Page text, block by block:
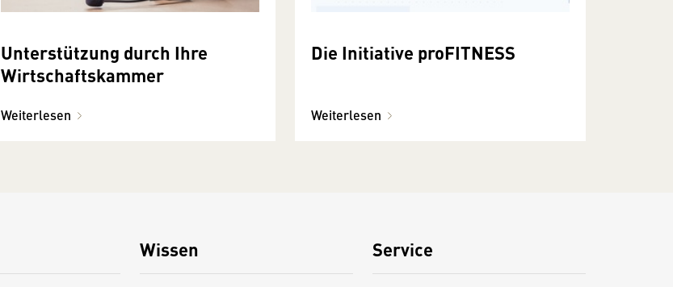
Unterstützung durch Ihre
Wirtschaftskammer
Weiterlesen
Die Initiative proFITNESS
Weiterlesen
Wissen
Service